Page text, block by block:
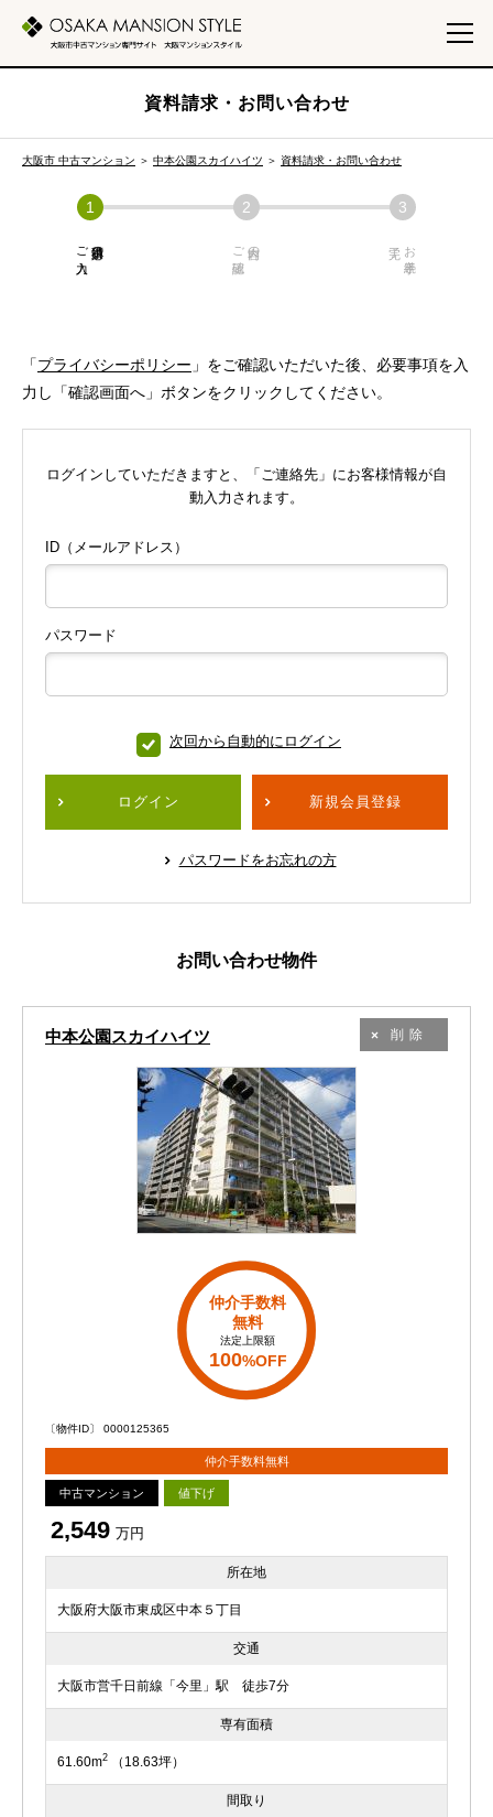
資料請求・お問い合わせ
大阪市 中古マンション ＞ 中本公園スカイハイツ ＞ 資料請求・お問い合わせ
必須項目の
ご入力 内容の
ご確認 お手続き
「プライバシーポリシー 」をご確認いただいた後、必要事項を入
力し「確認画面へ」ボタンをクリックしてください。
ログインしていただきますと、「ご連絡先」にお客様情報が自
動入力されます。
ID（メールアドレス）
パスワード
次回から自動的にログイン
ログイン 新規会員登録
パスワードをお忘れの方
お問い合わせ物件
中本公園スカイハイツ 削除
仲介手数料
無料
法定上限額
100%OFF
〔物件ID〕 0000125365
仲介手数料無料
中古マンション 値下げ
2,549 万円
所在地
大阪府大阪市東成区中本５丁目
交通
大阪市営千日前線「今里」駅 徒歩7分
専有面積
61.60m2 （18.63坪）
間取り